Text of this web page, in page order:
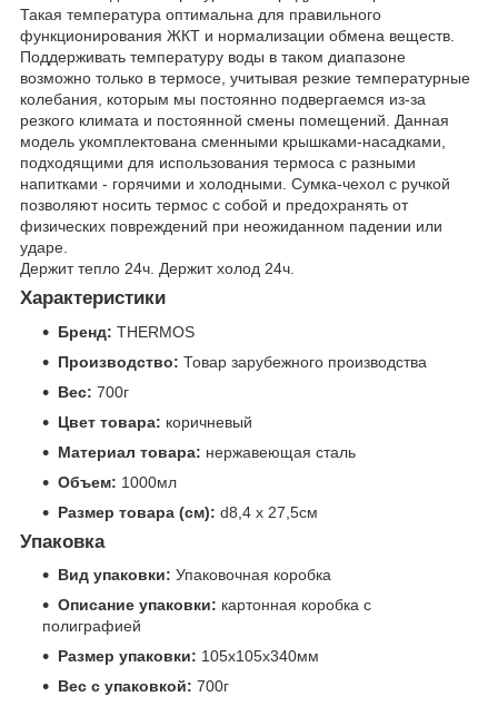
Такая температура оптимальна для правильного
функционирования ЖКТ и нормализации обмена веществ.
Поддерживать температуру воды в таком диапазоне
возможно только в термосе, учитывая резкие температурные
колебания, которым мы постоянно подвергаемся из-за
резкого климата и постоянной смены помещений. Данная
модель укомплектована сменными крышками-насадками,
подходящими для использования термоса с разными
напитками - горячими и холодными. Сумка-чехол с ручкой
позволяют носить термос с собой и предохранять от
физических повреждений при неожиданном падении или
ударе.
Держит тепло 24ч. Держит холод 24ч.
Характеристики
Бренд: THERMOS
Производство: Товар зарубежного производства
Вес: 700г
Цвет товара: коричневый
Материал товара: нержавеющая сталь
Объем: 1000мл
Размер товара (см): d8,4 х 27,5см
Упаковка
Вид упаковки: Упаковочная коробка
Описание упаковки: картонная коробка с
полиграфией
Размер упаковки: 105x105x340мм
Вес с упаковкой: 700г